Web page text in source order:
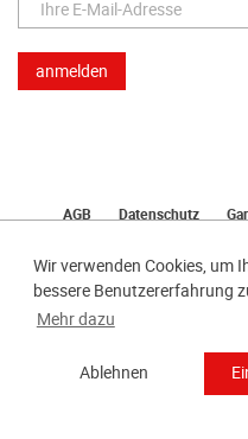
Wir verwenden Cookies, um
bessere Benutzererfahrung
Mehr dazu
Ablehnen
AGB Datenschutz